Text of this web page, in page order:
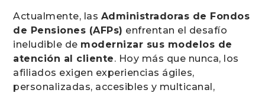
Actualmente, las Administradoras de Fondos
de Pensiones (AFPs) enfrentan el desafío
ineludible de modernizar sus modelos de
atención al cliente. Hoy más que nunca, los
afiliados exigen experiencias ágiles,
personalizadas, accesibles y multicanal,